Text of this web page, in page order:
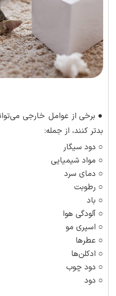
● برخی از عوامل خارجی
بدتر کنند، از جمله:
○ دود سیگار
○ مواد شیمیایی
○ دمای سرد
○ رطوبت
○ باد
○ آلودگی هوا
○ اسپری مو
○ عطرها
○ ادکلن‌ها
○ دود چوب
○ دود